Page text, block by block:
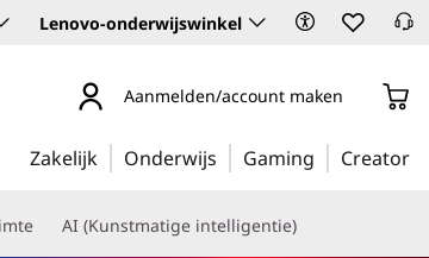
Lenovo-onderwijswinkel
Aanmelden/account maken
Zakelijk Onderwijs Gaming Creator
AI (Kunstmatige intelligentie)